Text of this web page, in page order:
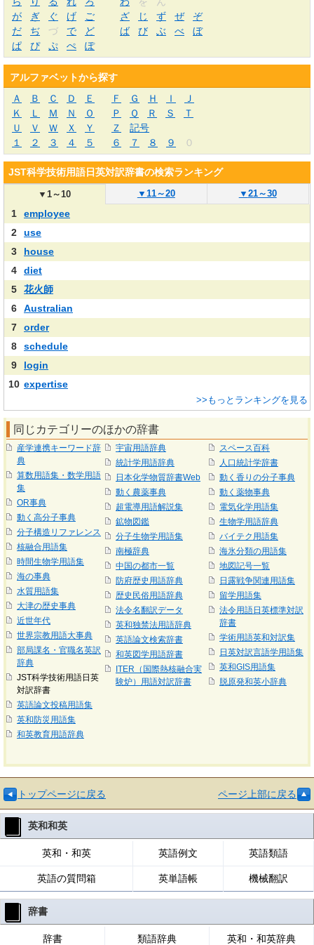
が
ぎ ぐ げ ご ざ じ ず ぜ
ぞ
だ
ぢ づ で ど ば び ぶ べ
ぼ
ぱ
ぴ ぷ ぺ ぽ
アルファベットから探す
Ａ
Ｂ Ｃ Ｄ Ｅ Ｆ Ｇ Ｈ Ｉ
Ｊ
Ｋ
Ｌ Ｍ Ｎ Ｏ Ｐ Ｑ Ｒ Ｓ
Ｔ
Ｕ
Ｖ Ｗ Ｘ Ｙ Ｚ
記号
１
２ ３ ４ ５ ６ ７ ８ ９ ０
JST科学技術用語日英対訳辞書の検索ランキング
▼1～10 ▼ 11～20 ▼ 21～30
1
employee
2
use
3
house
4
diet
5
花火師
6
Australian
7
order
8
schedule
9
login
10 expertise
>>もっとランキングを見る
同じカテゴリーのほかの辞書
産学連携キーワード辞
典
算数用語集・数学用語
集
OR事典
動く高分子事典
分子構造リファレンス
核融合用語集
時間生物学用語集
海の事典
水質用語集
大津の歴史事典
近世年代
世界宗教用語大事典
部局課名・官職名英訳
辞典
JST科学技術用語日英
対訳辞書
英語論文投稿用語集
英和防災用語集
和英教育用語辞典
宇宙用語辞典
統計学用語辞典
日本化学物質辞書Web
動く農薬事典
超電導用語解説集
鉱物図鑑
分子生物学用語集
南極辞典
中国の都市一覧
防府歴史用語辞典
歴史民俗用語辞典
法令名翻訳データ
英和独禁法用語辞典
英語論文検索辞書
和英図学用語辞書
ITER（国際熱核融合実
験炉）用語対訳辞書
スペース百科
人口統計学辞書
動く香りの分子事典
動く薬物事典
電気化学用語集
生物学用語辞典
バイテク用語集
海氷分類の用語集
地図記号一覧
日露戦争関連用語集
留学用語集
法令用語日英標準対訳
辞書
学術用語英和対訳集
日英対訳言語学用語集
英和GIS用語集
脱原発和英小辞典
トップページに戻る ページ上部に戻る
英和和英
英和・和英 英語例文 英語類語
英語の質問箱 英単語帳 機械翻訳
辞書
辞書 類語辞典 英和・和英辞典